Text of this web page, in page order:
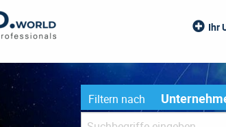
Ihr
Filtern nach